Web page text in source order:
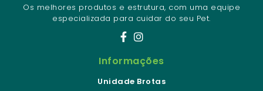
Os melhores produtos e estrutura, com uma equipe
especializada para cuidar do seu Pet.
Informações
Unidade Brotas